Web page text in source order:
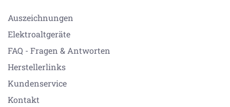
Auszeichnungen
Elektroaltgeräte
FAQ - Fragen & Antworten
Herstellerlinks
Kundenservice
Kontakt